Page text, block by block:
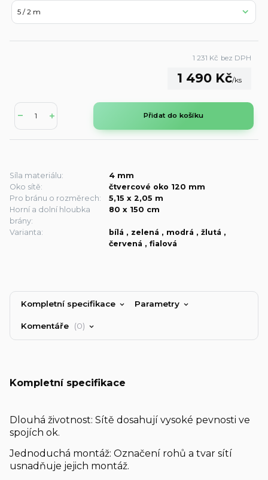
1 490 Kč/ks
1 231 Kč bez DPH
Přidat do košíku
Síla materiálu:
4 mm
Oko sítě:
čtvercové oko 120 mm
Pro bránu o rozměrech:
5,15 x 2,05 m
Horní a dolní hloubka
brány:
80 x 150 cm
Varianta:
bílá , zelená , modrá , žlutá ,
červená , fialová
Kompletní specifikace Parametry
Komentáře 0
Kompletní specifikace
Dlouhá životnost: Sítě dosahují vysoké pevnosti ve
spojích ok.
Jednoduchá montáž: Označení rohů a tvar sítí
usnadňuje jejich montáž.